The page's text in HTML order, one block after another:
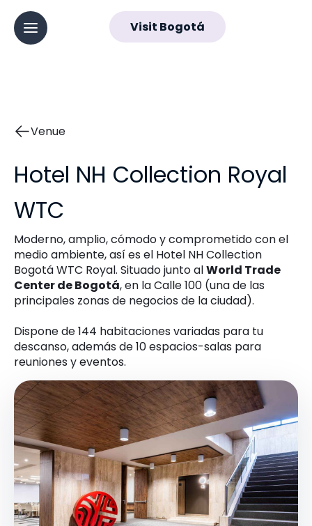
Abrir menú principal
Navegación
Visit Bogotá
Venue
Hotel NH Collection Royal
WTC
Moderno, amplio, cómodo y comprometido con el
medio ambiente, así es el Hotel NH Collection
Bogotá WTC Royal. Situado junto alWorld Trade
Center de Bogotá, en la Calle 100 (una de las
principales zonas de negocios de la ciudad).
Dispone de 144 habitaciones variadas para tu
descanso, además de 10 espacios-salas para
reuniones y eventos.